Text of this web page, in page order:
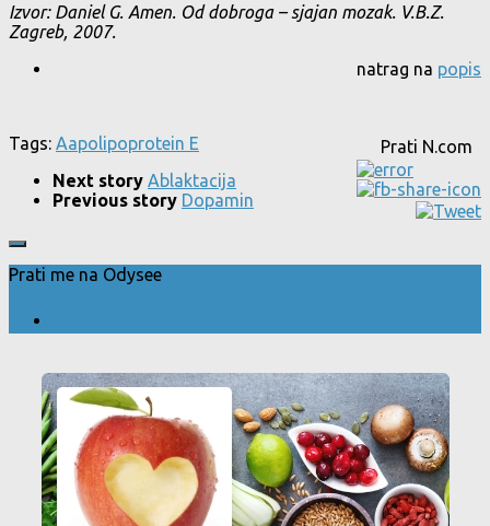
Izvor: Daniel G. Amen. Od dobroga – sjajan mozak. V.B.Z.
Zagreb, 2007.
natrag na popis
Prati N.com
Tags: Aapolipoprotein E
Next story Ablaktacija
Previous story Dopamin
Prati me na Odysee